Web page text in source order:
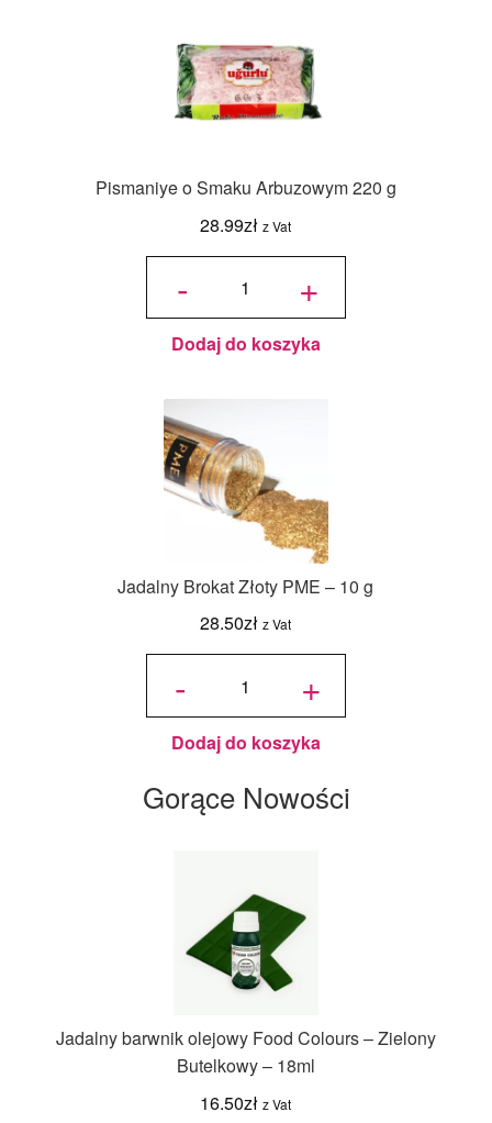
Pismaniye o Smaku Arbuzowym 220 g
28.99zł z Vat
-
ilość
Arbuzowym
220 g +
Dodaj do koszyka
Jadalny Brokat Złoty PME – 10 g
28.50zł z Vat
-
ilość
Złoty
PME -
10 g +
Dodaj do koszyka
Gorące Nowości
Jadalny barwnik olejowy Food Colours – Zielony
Butelkowy – 18ml
16.50zł z Vat